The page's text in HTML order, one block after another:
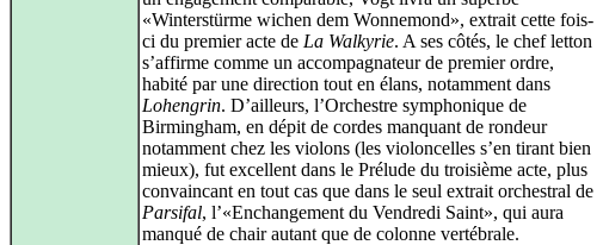
«Winterstürme wichen dem Wonnemond», extrait cette fois-
ci du premier acte de La Walkyrie. A ses côtés, le chef letton
s’affirme comme un accompagnateur de premier ordre,
habité par une direction tout en élans, notamment dans
Lohengrin. D’ailleurs, l’Orchestre symphonique de
Birmingham, en dépit de cordes manquant de rondeur
notamment chez les violons (les violoncelles s’en tirant bien
mieux), fut excellent dans le Prélude du troisième acte, plus
convaincant en tout cas que dans le seul extrait orchestral de
Parsifal, l’«Enchangement du Vendredi Saint», qui aura
manqué de chair autant que de colonne vertébrale.